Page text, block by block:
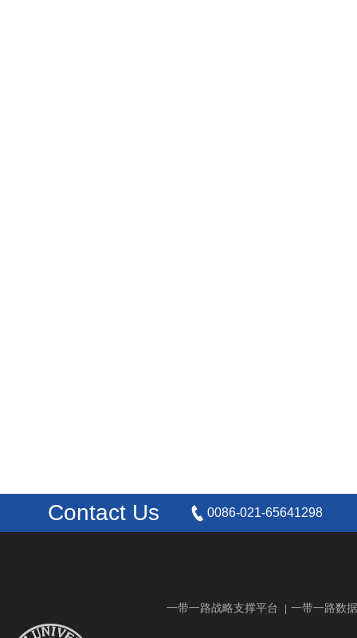
Contact Us 0086-021-65641298
一带一路战略支撑平台 一带一路数